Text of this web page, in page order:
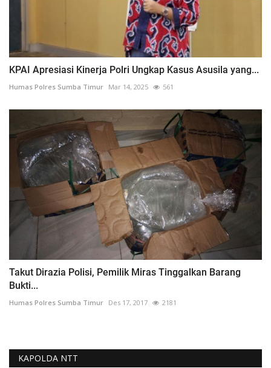
KPAI Apresiasi Kinerja Polri Ungkap Kasus Asusila yang...
Humas Polres Sumba Timur Mar 14, 2025 561
Takut Dirazia Polisi, Pemilik Miras Tinggalkan Barang
Bukti...
Humas Polres Sumba Timur Des 17, 2017 2181
KAPOLDA NTT